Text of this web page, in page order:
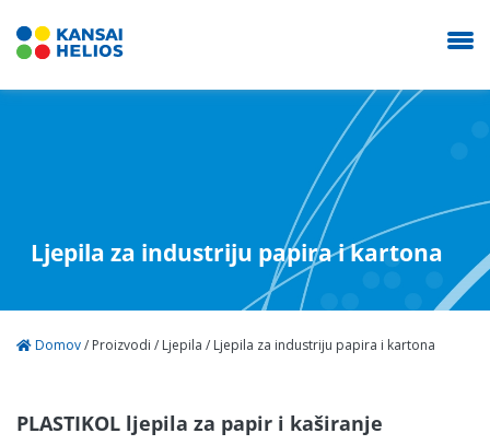
Ljepila za industriju papira i kartona
Domov/ Proizvodi / Ljepila / Ljepila za industriju papira i kartona
PLASTIKOL ljepila za papir i kaširanje
O nama
Proizvodi